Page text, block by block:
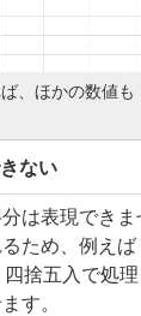
、ほかの数値
ない
は表現できま
ため、例えば
捨五入で処
す。